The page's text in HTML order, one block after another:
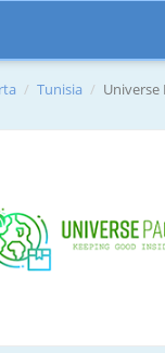
Tunisia Universe